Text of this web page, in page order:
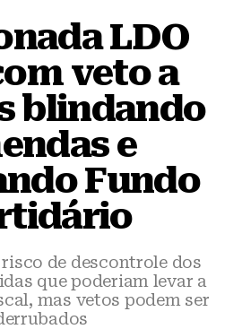
LDO
veto a
blindando
e
Fundo
de descontrole dos
que poderiam levar a
mas vetos podem ser